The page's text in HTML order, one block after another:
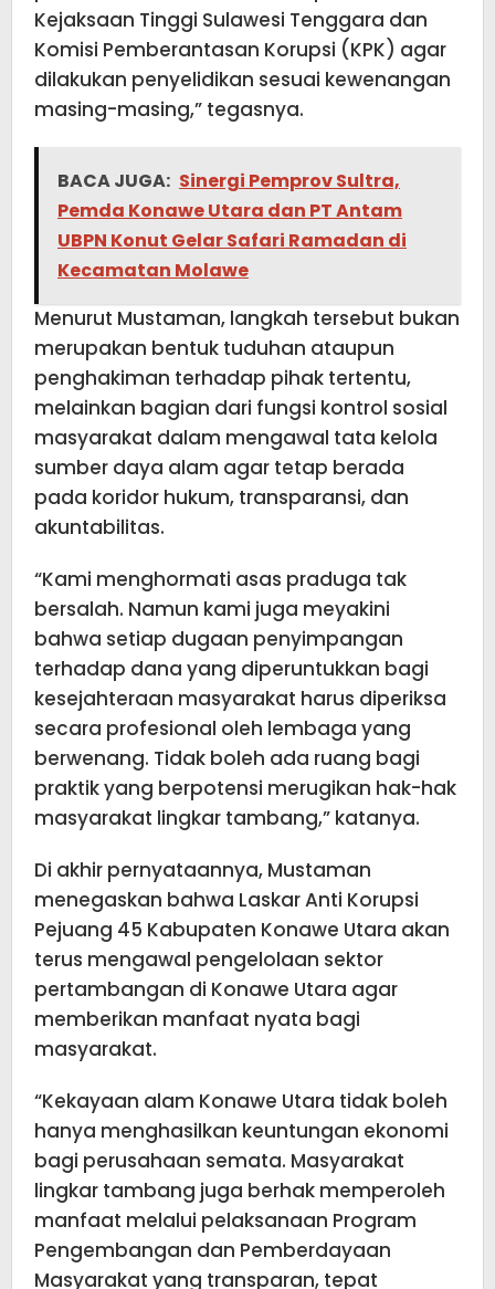
Kejaksaan Tinggi Sulawesi Tenggara dan
Komisi Pemberantasan Korupsi (KPK) agar
dilakukan penyelidikan sesuai kewenangan
masing-masing,” tegasnya.
BACA JUGA: Sinergi Pemprov Sultra,
Pemda Konawe Utara dan PT Antam
UBPN Konut Gelar Safari Ramadan di
Kecamatan Molawe
Menurut Mustaman, langkah tersebut bukan
merupakan bentuk tuduhan ataupun
penghakiman terhadap pihak tertentu,
melainkan bagian dari fungsi kontrol sosial
masyarakat dalam mengawal tata kelola
sumber daya alam agar tetap berada
pada koridor hukum, transparansi, dan
akuntabilitas.
“Kami menghormati asas praduga tak
bersalah. Namun kami juga meyakini
bahwa setiap dugaan penyimpangan
terhadap dana yang diperuntukkan bagi
kesejahteraan masyarakat harus diperiksa
secara profesional oleh lembaga yang
berwenang. Tidak boleh ada ruang bagi
praktik yang berpotensi merugikan hak-hak
masyarakat lingkar tambang,” katanya.
Di akhir pernyataannya, Mustaman
menegaskan bahwa Laskar Anti Korupsi
Pejuang 45 Kabupaten Konawe Utara akan
terus mengawal pengelolaan sektor
pertambangan di Konawe Utara agar
memberikan manfaat nyata bagi
masyarakat.
“Kekayaan alam Konawe Utara tidak boleh
hanya menghasilkan keuntungan ekonomi
bagi perusahaan semata. Masyarakat
lingkar tambang juga berhak memperoleh
manfaat melalui pelaksanaan Program
Pengembangan dan Pemberdayaan
Masyarakat yang transparan, tepat